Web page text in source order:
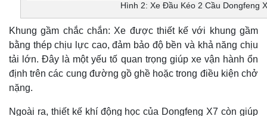
Hình 2: Xe Đầu Kéo 2 Cầu Dongfeng
Khung gầm chắc chắn: Xe được thiết kế với khung gầm
bằng thép chịu lực cao, đảm bảo độ bền và khả năng chịu
tải lớn. Đây là một yếu tố quan trọng giúp xe vận hành ổn
định trên các cung đường gồ ghề hoặc trong điều kiện chở
nặng.
Ngoài ra, thiết kế khí động học của Dongfeng X7 còn giúp